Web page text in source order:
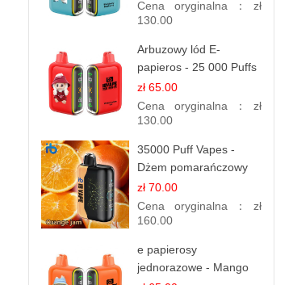
Cena oryginalna： zł
130.00
Arbuzowy lód E-
papieros - 25 000 Puffs
zł 65.00
Cena oryginalna： zł
130.00
35000 Puff Vapes -
Dżem pomarańczowy
zł 70.00
Cena oryginalna： zł
160.00
e papierosy
jednorazowe - Mango